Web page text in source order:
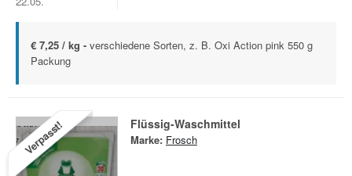
€ 7,25 / kg - verschiedene Sorten, z. B. Oxi Action pink 550 g
Packung
Verpasst! Flüssig-Waschmittel
Marke: Frosch